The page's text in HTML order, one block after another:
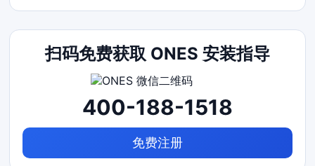
扫码免费获取 ONES 安装指导
400-188-1518
免费注册